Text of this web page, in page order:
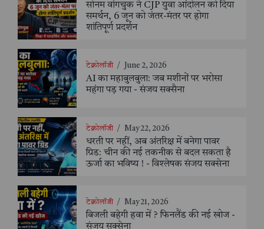
सोनम वांगचुक ने CJP युवा आंदोलन को दिया
समर्थन, 6 जून को जंतर-मंतर पर होगा
शांतिपूर्ण प्रदर्शन
टेक्नोलॉजी / June 2, 2026
AI का महाबुलबुला: जब मशीनों पर भरोसा
महंगा पड़ गया - संजय सक्सैना
टेक्नोलॉजी / May 22, 2026
धरती पर नहीं, अब अंतरिक्ष में बनेगा पावर
ग्रिड: चीन की नई तकनीक से बदल सकता है
ऊर्जा का भविष्य ! - विश्लेषक संजय सक्सेना
टेक्नोलॉजी / May 21, 2026
बिजली बहेगी हवा में ? फिनलैंड की नई खोज -
संजय सक्सेना